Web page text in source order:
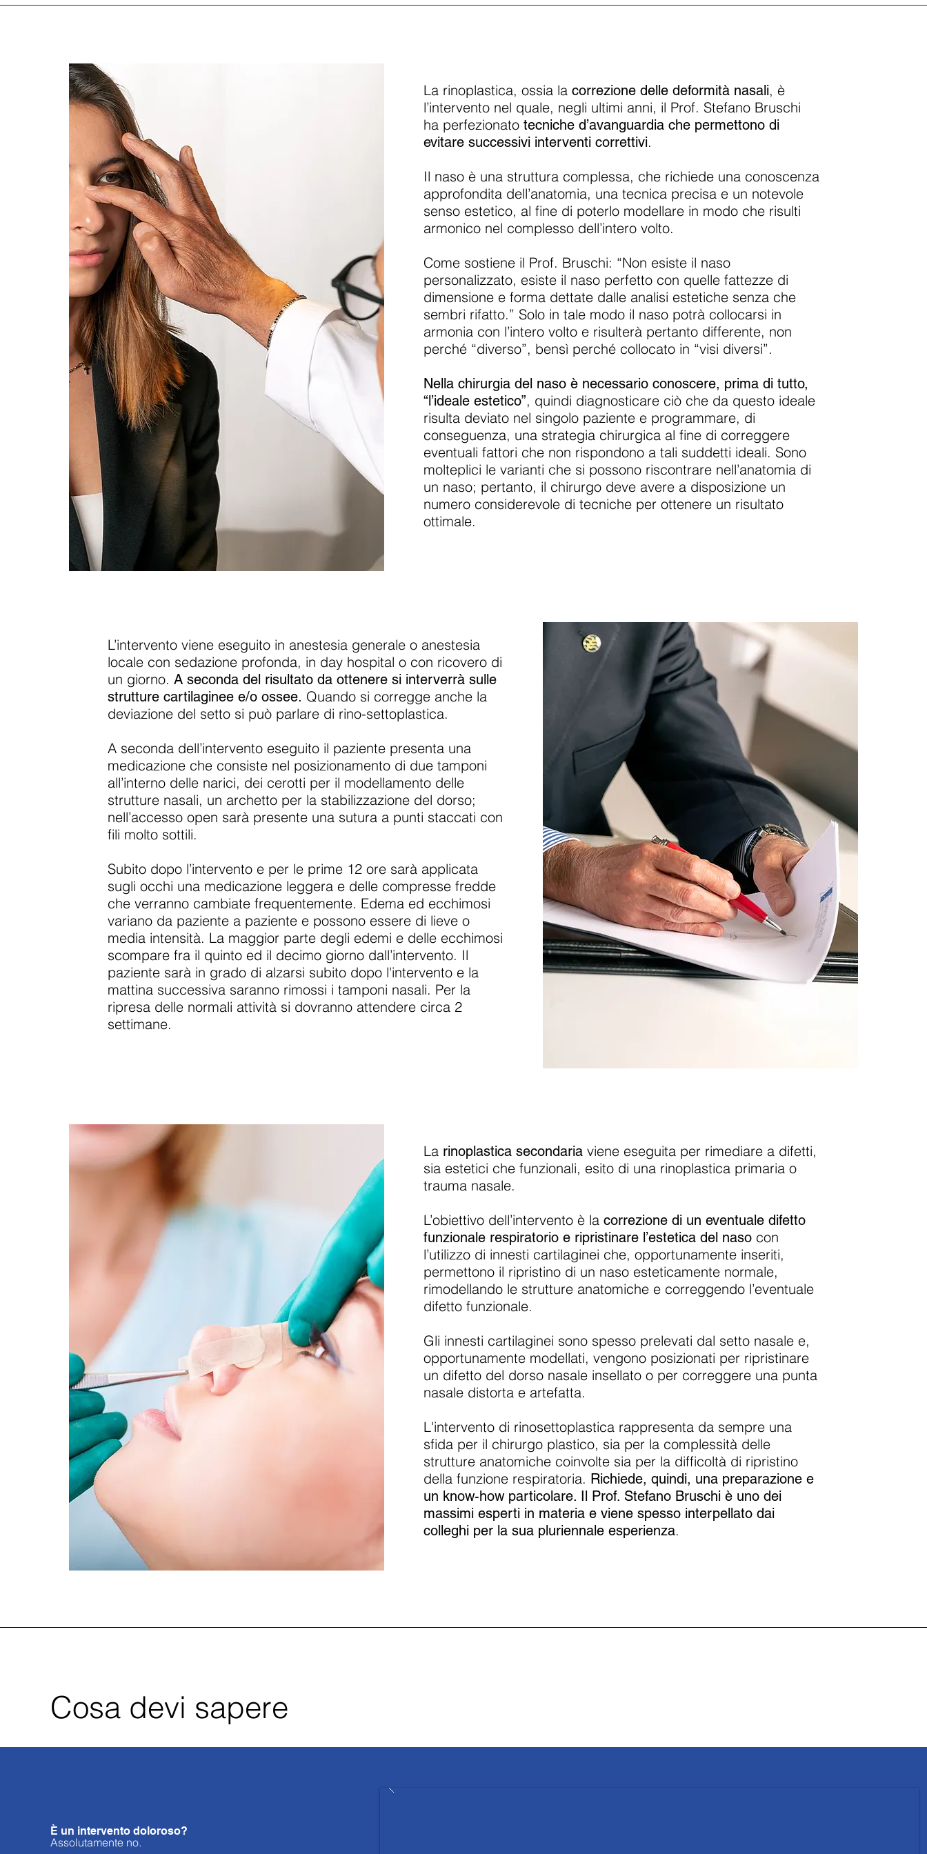
La rinoplastica, ossia la correzione delle deformità nasali, è
l’intervento nel quale, negli ultimi anni, il Prof. Stefano Bruschi
ha perfezionato tecniche d’avanguardia che permettono di
evitare successivi interventi correttivi.
Il naso è una struttura complessa, che richiede una conoscenza
approfondita dell’anatomia, una tecnica precisa e un notevole
senso estetico, al fine di poterlo modellare in modo che risulti
armonico nel complesso dell’intero volto.
Come sostiene il Prof. Bruschi: “Non esiste il naso
personalizzato, esiste il naso perfetto con quelle fattezze di
dimensione e forma dettate dalle analisi estetiche senza che
sembri rifatto.” Solo in tale modo il naso potrà collocarsi in
armonia con l’intero volto e risulterà pertanto differente, non
perché “diverso”, bensì perché collocato in “visi diversi”.
Nella chirurgia del naso è necessario conoscere, prima di tutto,
“l’ideale estetico”, quindi diagnosticare ciò che da questo ideale
risulta deviato nel singolo paziente e programmare, di
conseguenza, una strategia chirurgica al fine di correggere
eventuali fattori che non rispondono a tali suddetti ideali. Sono
molteplici le varianti che si possono riscontrare nell’anatomia di
un naso; pertanto, il chirurgo deve avere a disposizione un
numero considerevole di tecniche per ottenere un risultato
ottimale.
L’intervento viene eseguito in anestesia generale o anestesia
locale con sedazione profonda, in day hospital o con ricovero di
un giorno.A seconda del risultato da ottenere si interverrà sulle
strutture cartilaginee e/o ossee. Quando si corregge anche la
deviazione del setto si può parlare di rino-settoplastica.
A seconda dell’intervento eseguito il paziente presenta una
medicazione che consiste nel posizionamento di due tamponi
all’interno delle narici, dei cerotti per il modellamento delle
strutture nasali, un archetto per la stabilizzazione del dorso;
nell’accesso open sarà presente una sutura a punti staccati con
fili molto sottili.
Subito dopo l’intervento e per le prime 12 ore sarà applicata
sugli occhi una medicazione leggera e delle compresse fredde
che verranno cambiate frequentemente. Edema ed ecchimosi
variano da paziente a paziente e possono essere di lieve o
media intensità. La maggior parte degli edemi e delle ecchimosi
scompare fra il quinto ed il decimo giorno dall’intervento. Il
paziente sarà in grado di alzarsi subito dopo l'intervento e la
mattina successiva saranno rimossi i tamponi nasali. Per la
ripresa delle normali attività si dovranno attendere circa 2
settimane.
La rinoplastica secondariaviene eseguita per rimediare a difetti,
sia estetici che funzionali, esito di una rinoplastica primaria o
trauma nasale.
L’obiettivo dell’intervento è la correzione di un eventuale difetto
funzionale respiratorio e ripristinare l’estetica del nasocon
l’utilizzo di innesti cartilaginei che, opportunamente inseriti,
permettono il ripristino di un naso esteticamente normale,
rimodellando le strutture anatomiche e correggendo l’eventuale
difetto funzionale.
Gli innesti cartilaginei sono spesso prelevati dal setto nasale e,
opportunamente modellati, vengono posizionati per ripristinare
un difetto del dorso nasale insellato o per correggere una punta
nasale distorta e artefatta.
L'intervento di rinosettoplastica rappresenta da sempre una
sfida per il chirurgo plastico, sia per la complessità delle
strutture anatomiche coinvolte sia per la difficoltà di ripristino
della funzione respiratoria. Richiede, quindi, una preparazione e
un know-how particolare. Il Prof. Stefano Bruschi è uno dei
massimi esperti in materia e viene spesso interpellato dai
colleghi per la sua pluriennale esperienza.
Cosa devi sapere
È un intervento doloroso?
Assolutamente no.